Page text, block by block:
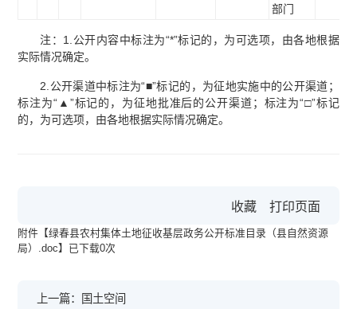
部门
注：1.公开内容中标注为“*”标记的，为可选项，由各地根据
实际情况确定。
2.公开渠道中标注为“■”标记的，为征地实施中的公开渠道；
标注为“▲”标记的，为征地批准后的公开渠道；标注为“□”标记
的，为可选项，由各地根据实际情况确定。
收藏 打印页面
附件【绿春县农村集体土地征收基层政务公开标准目录（县自然资源
局）.doc】已下载0次
上一篇：国土空间